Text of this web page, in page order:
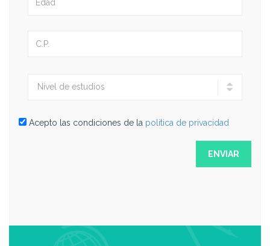
Acepto las condiciones de la politica de privacidad